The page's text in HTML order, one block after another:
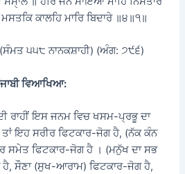
ਕਾਲਹਿ ਮਾਰਿ ਬਿਦਾਰੇ ॥੪॥੧॥
੫੫੮ ਨਾਨਕਸ਼ਾਹੀ) (ਅੰਗ: ੭੯੬)
ਵਿਆਖਿਆ:
ਰਾਹੀਂ ਇਸ ਜਨਮ ਵਿਚ ਖਸਮ-ਪ੍ਰਭੂ ਦਾ
ਤਾਂ ਇਹ ਸਰੀਰ ਫਿਟਕਾਰ-ਜੋਗ ਹੈ, (ਨੱਕ ਕੰਨ
ਸਮੇਤ ਫਿਟਕਾਰ-ਜੋਗ ਹੈ । (ਮਨੁੱਖ ਦਾ ਸਭ
ਹੈ, ਸੌਣਾ (ਸੁਖ-ਆਰਾਮ) ਫਿਟਕਾਰ-ਜੋਗ ਹੈ,